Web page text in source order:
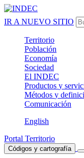
IR A NUEVO SITIO
Territorio
Población
Economía
Sociedad
El INDEC
Productos y
Métodos y
Comunicación
English
Portal Territorio
Códigos y cartografía